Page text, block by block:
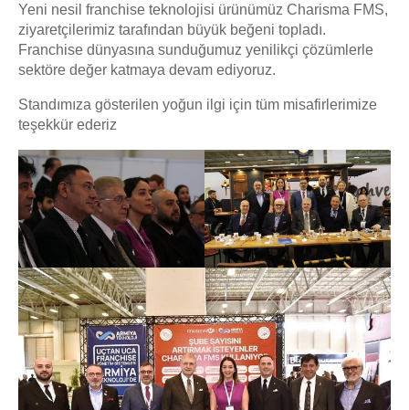
Yeni nesil franchise teknolojisi ürünümüz Charisma FMS,
ziyaretçilerimiz tarafından büyük beğeni topladı.
Franchise dünyasına sunduğumuz yenilikçi çözümlerle
sektöre değer katmaya devam ediyoruz.
Standımıza gösterilen yoğun ilgi için tüm misafirlerimize
teşekkür ederiz